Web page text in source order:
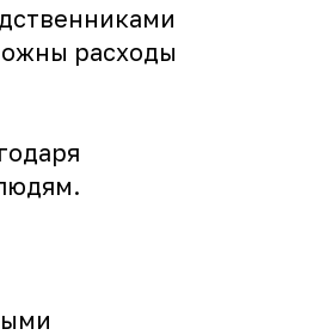
расходы